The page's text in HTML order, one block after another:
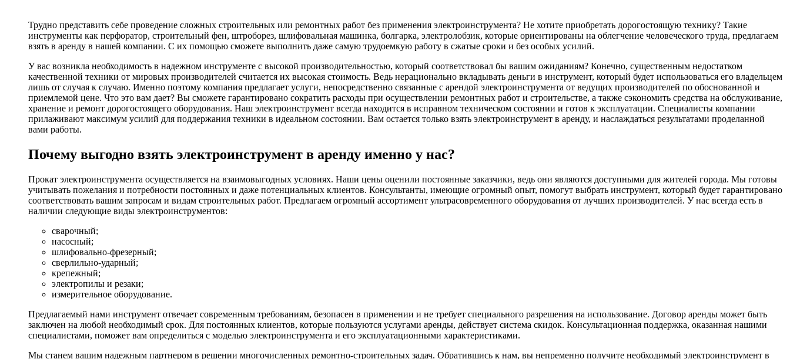
Трудно представить себе проведение сложных строительных или ремонтных работ без применения электроинструмента? Не хотите приобретать дорогостоящую технику? Такие
инструменты как перфоратор, строительный фен, штроборез, шлифовальная машинка, болгарка, электролобзик, которые ориентированы на облегчение человеческого труда, предлагаем
взять в аренду в нашей компании. С их помощью сможете выполнить даже самую трудоемкую работу в сжатые сроки и без особых усилий.
У вас возникла необходимость в надежном инструменте с высокой производительностью, который соответствовал бы вашим ожиданиям? Конечно, существенным недостатком
качественной техники от мировых производителей считается их высокая стоимость. Ведь нерационально вкладывать деньги в инструмент, который будет использоваться его владельцем
лишь от случая к случаю. Именно поэтому компания предлагает услуги, непосредственно связанные с арендой электроинструмента от ведущих производителей по обоснованной и
приемлемой цене. Что это вам дает? Вы сможете гарантировано сократить расходы при осуществлении ремонтных работ и строительстве, а также сэкономить средства на обслуживание,
хранение и ремонт дорогостоящего оборудования. Наш электроинструмент всегда находится в исправном техническом состоянии и готов к эксплуатации. Специалисты компании
прилаживают максимум усилий для поддержания техники в идеальном состоянии. Вам остается только взять электроинструмент в аренду, и наслаждаться результатами проделанной
вами работы.
Почему выгодно взять электроинструмент в аренду именно у нас?
Прокат электроинструмента осуществляется на взаимовыгодных условиях. Наши цены оценили постоянные заказчики, ведь они являются доступными для жителей города. Мы готовы
учитывать пожелания и потребности постоянных и даже потенциальных клиентов. Консультанты, имеющие огромный опыт, помогут выбрать инструмент, который будет гарантировано
соответствовать вашим запросам и видам строительных работ. Предлагаем огромный ассортимент ультрасовременного оборудования от лучших производителей. У нас всегда есть в
наличии следующие виды электроинструментов:
сварочный;
насосный;
шлифовально-фрезерный;
сверлильно-ударный;
крепежный;
электропилы и резаки;
измерительное оборудование.
Предлагаемый нами инструмент отвечает современным требованиям, безопасен в применении и не требует специального разрешения на использование. Договор аренды может быть
заключен на любой необходимый срок. Для постоянных клиентов, которые пользуются услугами аренды, действует система скидок. Консультационная поддержка, оказанная нашими
специалистами, поможет вам определиться с моделью электроинструмента и его эксплуатационными характеристиками.
Мы станем вашим надежным партнером в решении многочисленных ремонтно-строительных задач. Обратившись к нам, вы непременно получите необходимый электроинструмент в